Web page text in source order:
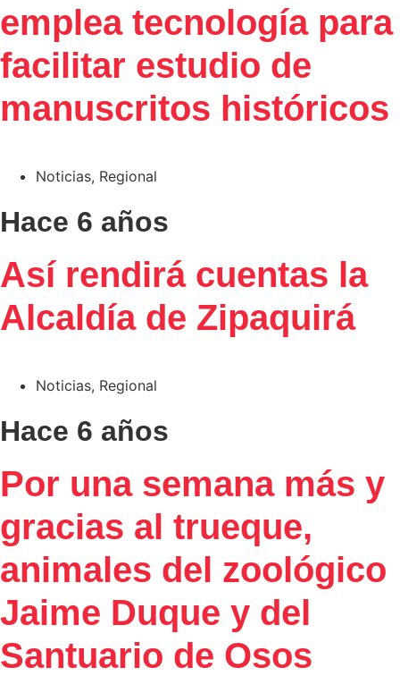
emplea tecnología para
facilitar estudio de
manuscritos históricos
Noticias, Regional
Hace 6 años
Así rendirá cuentas la
Alcaldía de Zipaquirá
Noticias, Regional
Hace 6 años
Por una semana más y
gracias al trueque,
animales del zoológico
Jaime Duque y del
Santuario de Osos